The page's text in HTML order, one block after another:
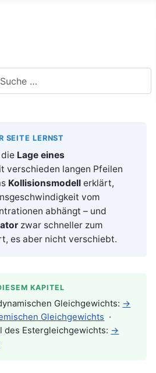
SEITE LERNST
Lage eines
verschieden langen Pfeilen
Kollisionsmodell erklärt,
vom
abhängt – und
zwar schneller zum
es aber nicht verschiebt.
KAPITEL
Gleichgewichts: →
Gleichgewichts ·
des Estergleichgewichts: →